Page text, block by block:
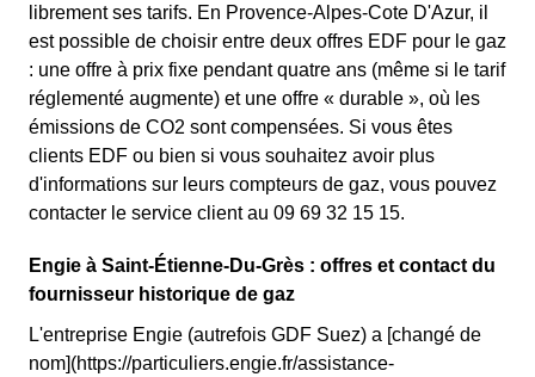
librement ses tarifs. En Provence-Alpes-Cote D'Azur, il
est possible de choisir entre deux offres EDF pour le gaz
: une offre à prix fixe pendant quatre ans (même si le tarif
réglementé augmente) et une offre « durable », où les
émissions de CO2 sont compensées. Si vous êtes
clients EDF ou bien si vous souhaitez avoir plus
d'informations sur leurs compteurs de gaz, vous pouvez
contacter le service client au 09 69 32 15 15.
Engie à Saint-Étienne-Du-Grès : offres et contact du
fournisseur historique de gaz
L'entreprise Engie (autrefois GDF Suez) a [changé de
nom](https://particuliers.engie.fr/assistance-